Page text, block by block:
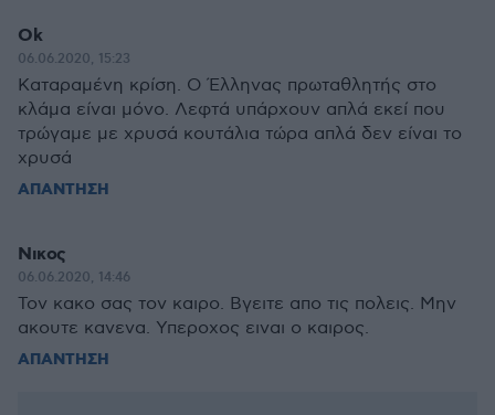
Ok
06.06.2020, 15:23
Καταραμένη κρίση. Ο Έλληνας πρωταθλητής στο
κλάμα είναι μόνο. Λεφτά υπάρχουν απλά εκεί που
τρώγαμε με χρυσά κουτάλια τώρα απλά δεν είναι το
χρυσά
ΑΠΑΝΤΗΣΗ
Νικος
06.06.2020, 14:46
Τον κακο σας τον καιρο. Βγειτε απο τις πολεις. Μην
ακουτε κανενα. Υπεροχος ειναι ο καιρος.
ΑΠΑΝΤΗΣΗ